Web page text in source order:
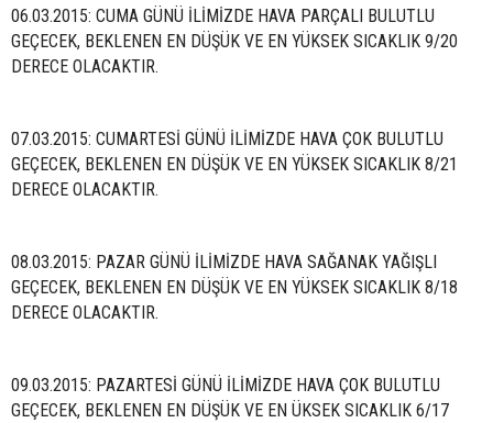
06.03.2015: CUMA GÜNÜ İLİMİZDE HAVA PARÇALI BULUTLU
GEÇECEK, BEKLENEN EN DÜŞÜK VE EN YÜKSEK SICAKLIK 9/20
DERECE OLACAKTIR.
07.03.2015: CUMARTESİ GÜNÜ İLİMİZDE HAVA ÇOK BULUTLU
GEÇECEK, BEKLENEN EN DÜŞÜK VE EN YÜKSEK SICAKLIK 8/21
DERECE OLACAKTIR.
08.03.2015: PAZAR GÜNÜ İLİMİZDE HAVA SAĞANAK YAĞIŞLI
GEÇECEK, BEKLENEN EN DÜŞÜK VE EN YÜKSEK SICAKLIK 8/18
DERECE OLACAKTIR.
09.03.2015: PAZARTESİ GÜNÜ İLİMİZDE HAVA ÇOK BULUTLU
GEÇECEK, BEKLENEN EN DÜŞÜK VE EN ÜKSEK SICAKLIK 6/17